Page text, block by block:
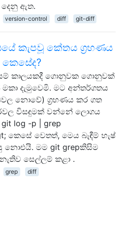
දෙනු ඇත.
version-control diff git-diff
කැපවූ කේතය ග්‍රහණය
කාලයකදී ගොනුවක ගොනුවක්
දැමුවෙමි. මට අන්තර්ගතය
නොවේ) ග්‍රහණය කර ගත
විසඳුමක් වන්නේ ලොගය
git log -p | grep
කෙසේ වෙතත්, මෙය බැඳීම් හැෂ්
නොඑයි. මම git grepකිසිම
සෙල්ලම් කළා .
grep diff